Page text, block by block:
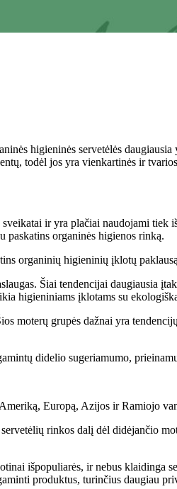
higieninės servetėlės
todėl jos yra vienkartinės ir
ir yra plačiai naudojami
organinės higienos rinką.
organinių higieninių įklotų
Šiai tendencijai daugiausia
higieniniams įklotams su
moterų grupės dažnai yra
didelio sugeriamumo,
Europą, Azijos ir Ramiojo
rinkos dalį dėl didėjančio
išpopuliarės, ir nebus klaidinga
produktus, turinčius daugiau